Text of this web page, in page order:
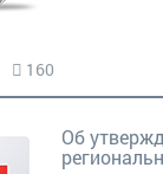
160
Об